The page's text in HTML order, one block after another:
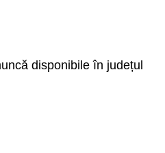
disponibile în județul